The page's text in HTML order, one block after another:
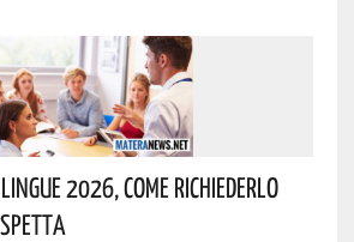
2026, Come Richiederlo
Spetta